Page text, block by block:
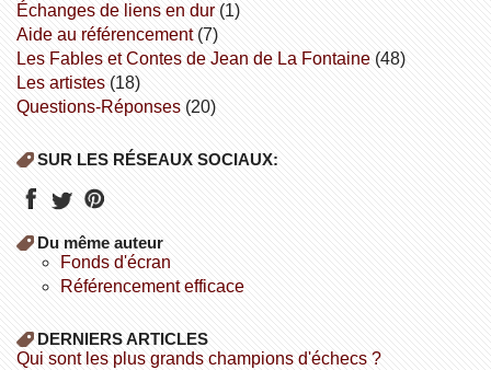
échanges de liens en dur(1)
aide au référencement(7)
Les Fables et Contes de Jean de La Fontaine(48)
Les artistes(18)
Questions-Réponses(20)
SUR LES RÉSEAUX SOCIAUX:
Du même auteur
fonds d'écran
référencement efficace
DERNIERS ARTICLES
Qui sont les plus grands champions d'échecs ?